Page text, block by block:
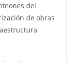
del
de obras